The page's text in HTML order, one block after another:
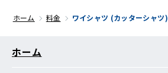
ホーム 料金 ワイシャツ (カッターシャツ)
ホーム